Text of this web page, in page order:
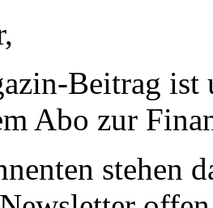
Beitrag ist
Abo zur
stehen